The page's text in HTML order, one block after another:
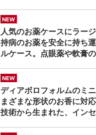
人気のお薬ケースにラー
持病のお薬を安全に持ち
ルケース。点眼薬や軟膏
ディアボロフォルムのミ
まざまな形状のお香に対
技術から生まれた、インセ